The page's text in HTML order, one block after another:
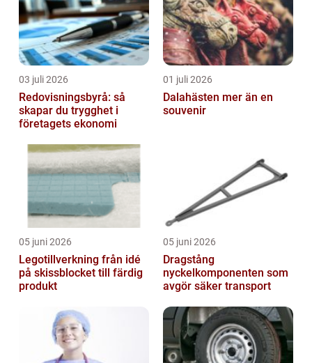
03 juli 2026
Redovisningsbyrå: så
skapar du trygghet i
företagets ekonomi
01 juli 2026
Dalahästen mer än en
souvenir
05 juni 2026
Legotillverkning från idé
på skissblocket till färdig
produkt
05 juni 2026
Dragstång
nyckelkomponenten som
avgör säker transport